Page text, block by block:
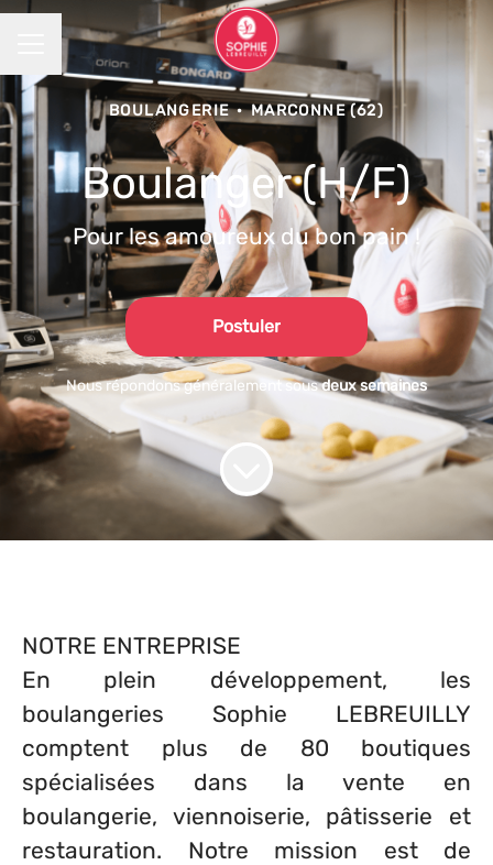
MENU CARRIÈRE
BOULANGERIE · MARCONNE (62)
Boulanger (H/F)
Pour les amoureux du bon pain !
Postuler
Nous répondons généralement sousdeux semaines
NOTRE ENTREPRISE
En plein développement, les
boulangeries Sophie LEBREUILLY
comptent plus de 80 boutiques
spécialisées dans la vente en
boulangerie, viennoiserie, pâtisserie et
restauration. Notre mission est de